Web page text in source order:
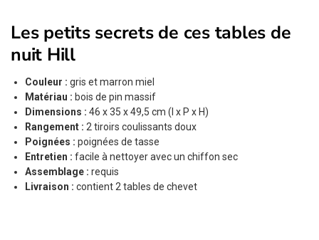
Les petits secrets de ces tables de
nuit Hill
Couleur : gris et marron miel
Matériau : bois de pin massif
Dimensions : 46 x 35 x 49,5 cm (l x P x H)
Rangement : 2 tiroirs coulissants doux
Poignées : poignées de tasse
Entretien : facile à nettoyer avec un chiffon sec
Assemblage : requis
Livraison : contient 2 tables de chevet